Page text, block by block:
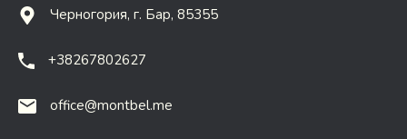
Черногория, г. Бар, 85355
+38267802627
office@montbel.me